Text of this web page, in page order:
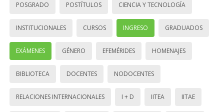
POSGRADO POSTÍTULOS CIENCIA Y TECNOLOGÍA
INSTITUCIONALES CURSOS INGRESO GRADUADOS
EXÁMENES GÉNERO EFEMÉRIDES HOMENAJES
BIBLIOTECA DOCENTES NODOCENTES
RELACIONES INTERNACIONALES I + D IITEA IITAE